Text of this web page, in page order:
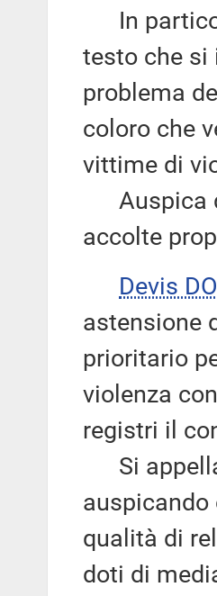
In
testo che si
problema
coloro che
vittime di
Auspica
accolte
Devis
astensione
prioritario
violenza
registri il
Si
auspicando
qualità di
doti di